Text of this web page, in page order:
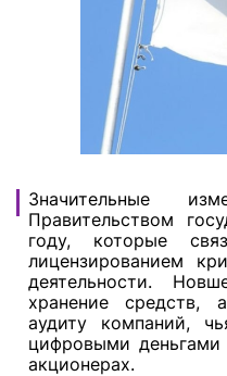
Значительные
Правительством
году, которые
лицензированием
деятельности.
хранение средств,
аудиту компаний,
цифровыми
акционерах.